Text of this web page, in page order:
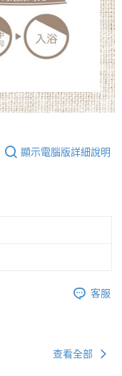
顯示電腦版詳細說明
客服
查看全部